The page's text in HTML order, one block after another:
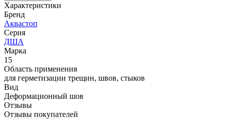
Характеристики
Бренд
Аквастоп
Серия
ДША
Марка
15
Область применения
для герметизации трещин, швов, стыков
Вид
Деформационный шов
Отзывы
Отзывы покупателей